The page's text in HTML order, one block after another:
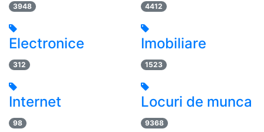
3948 4412
Electronice
312
Imobiliare
1523
Internet
98
Locuri de munca
9368